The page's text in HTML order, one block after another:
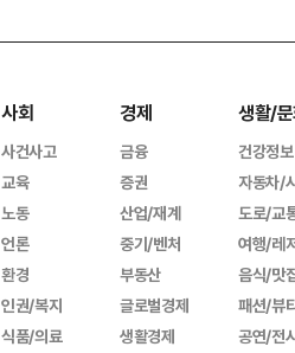
사회
사건사고
교육
노동
언론
환경
인권/복지
식품/의료
경제
금융
증권
산업/재계
중기/벤처
부동산
글로벌경제
생활경제
생활/
건강정보
자동차/
도로/교
여행/레
음식/맛
패션/뷰
공연/전